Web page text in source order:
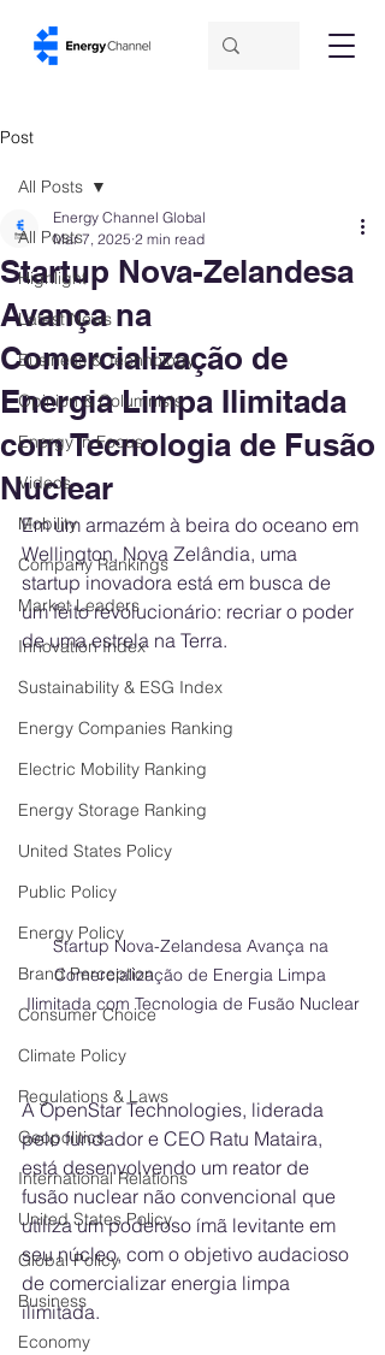
Post
All Posts
Highlight
Latest News
Business & Technology
Opinion & Columnists
Energy in Focus
Videos
Mobility
Company Rankings
Market Leaders
Innovation Index
Sustainability & ESG Index
Energy Companies Ranking
Electric Mobility Ranking
Energy Storage Ranking
United States Policy
Public Policy
Energy Policy
Brand Perception
Consumer Choice
Climate Policy
Regulations & Laws
Geopolitics
International Relations
United States Policy
Global Policy
Business
Economy
All Posts
Startup Nova-Zelandesa
Avança na
Comercialização de
Energia Limpa Ilimitada
com Tecnologia de Fusão
Nuclear
Energy Channel Global
Mar 7, 2025 2 min read
Em um armazém à beira do oceano em
Wellington, Nova Zelândia, uma
startup inovadora está em busca de
um feito revolucionário: recriar o poder
de uma estrela na Terra.
Startup Nova-Zelandesa Avança na
Comercialização de Energia Limpa
Ilimitada com Tecnologia de Fusão Nuclear
A OpenStar Technologies, liderada
pelo fundador e CEO Ratu Mataira,
está desenvolvendo um reator de
fusão nuclear não convencional que
utiliza um poderoso ímã levitante em
seu núcleo, com o objetivo audacioso
de comercializar energia limpa
ilimitada.